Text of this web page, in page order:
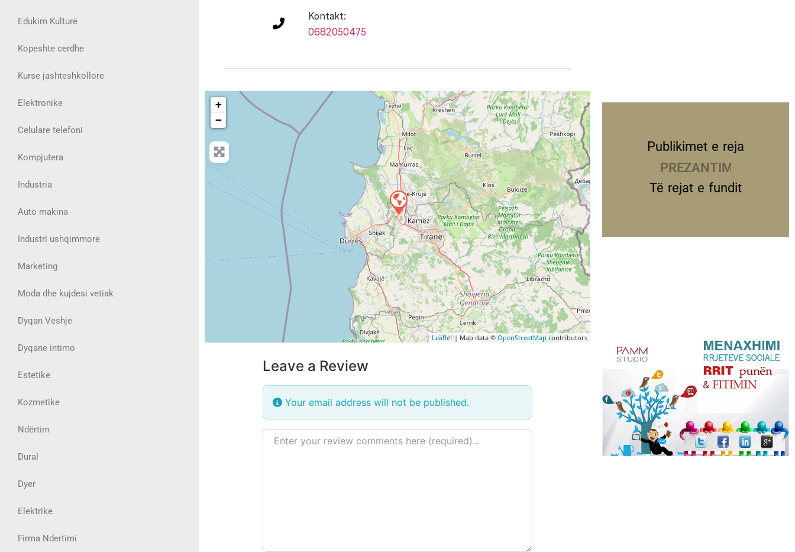
Edukim Kulturë
Kopeshte cerdhe
Kurse jashteshkollore
Elektronike
Celulare telefoni
Kompjutera
Industria
Auto makina
Industri ushqimmore
Marketing
Moda dhe kujdesi vetiak
Dyqan Veshje
Dyqane intimo
Estetike
Kozmetike
Ndërtim
Dural
Dyer
Elektrike
Firma Ndertimi
Kontakt:
0682050475
+
−
Leaflet| Map data © OpenStreetMap contributors
Leave a Review
Your email address will not be published.
Review text
Publikimet e reja
PREZANTIME
Të rejat e fundit